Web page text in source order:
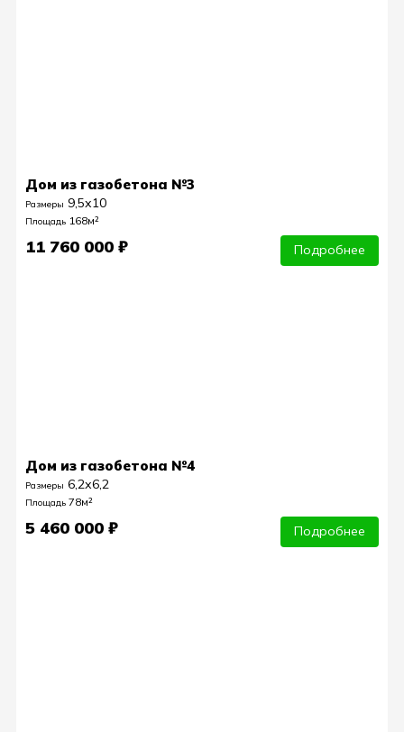
Дом из газобетона №3
Размеры 9,5х10
Площадь 168м²
11 760 000 ₽ Подробнее
Дом из газобетона №4
Размеры 6,2х6,2
Площадь 78м²
5 460 000 ₽ Подробнее